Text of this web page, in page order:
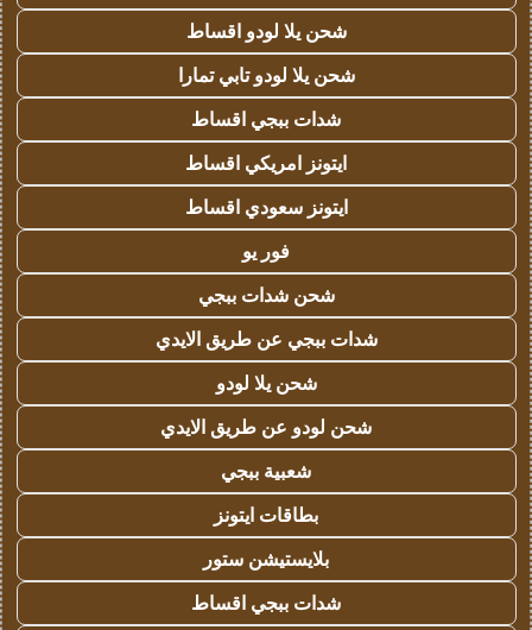
شحن يلا لودو اقساط
شحن يلا لودو تابي تمارا
شدات ببجي اقساط
ايتونز امريكي اقساط
ايتونز سعودي اقساط
فور يو
شحن شدات ببجي
شدات ببجي عن طريق الايدي
شحن يلا لودو
شحن لودو عن طريق الايدي
شعبية ببجي
بطاقات ايتونز
بلايستيشن ستور
شدات ببجي اقساط